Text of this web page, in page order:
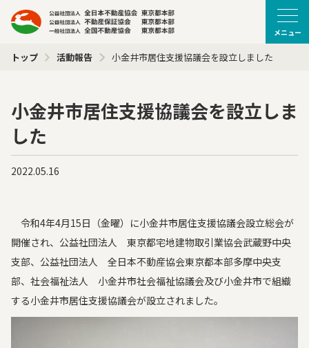
メニュー
トップ 活動報告 小金井市居住支援協議会を設立しました
小金井市居住支援協議会を設立しま
した
2022.05.16
令和4年4月15日（金曜）に小金井市居住支援協議会設立総会が
開催され、公益社団法人 東京都宅地建物取引業協会武蔵野中央
支部、公益社団法人 全日本不動産協会東京都本部多摩中央支
部、社会福祉法人 小金井市社会福祉協議会及び小金井市で組織
する小金井市居住支援協議会が設立されました。